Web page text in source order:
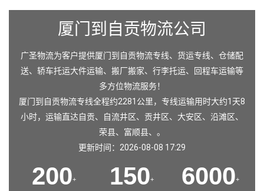
厦门到自贡物流公司
广圣物流为客户提供厦门到自贡物流专线、货运专线、仓储配
送、轿车托运大件运输、搬厂搬家、行李托运、回程车运输等
多方位物流服务！
厦门到自贡物流专线全程约2281公里，专线运输用时大约1天8
小时，运输直达自贡、 自流井区、 贡井区、 大安区、 沿滩区、
荣县、 富顺县、。
更新时间：2026-08-08 17:29
200+ 150+ 6000+